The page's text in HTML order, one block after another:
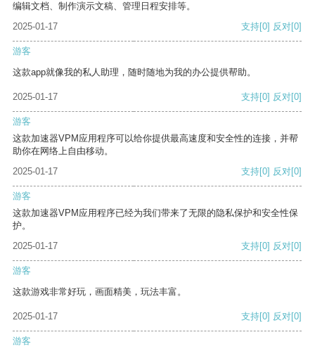
编辑文档、制作演示文稿、管理日程安排等。
2025-01-17
支持[0] 反对[0]
游客
这款app就像我的私人助理，随时随地为我的办公提供帮助。
2025-01-17 支持[0] 反对[0]
游客
这款加速器VPM应用程序可以给你提供最高速度和安全性的连接，并帮
助你在网络上自由移动。
2025-01-17
支持[0] 反对[0]
游客
这款加速器VPM应用程序已经为我们带来了无限的隐私保护和安全性保
护。
2025-01-17
支持[0] 反对[0]
游客
这款游戏非常好玩，画面精美，玩法丰富。
2025-01-17 支持[0] 反对[0]
游客